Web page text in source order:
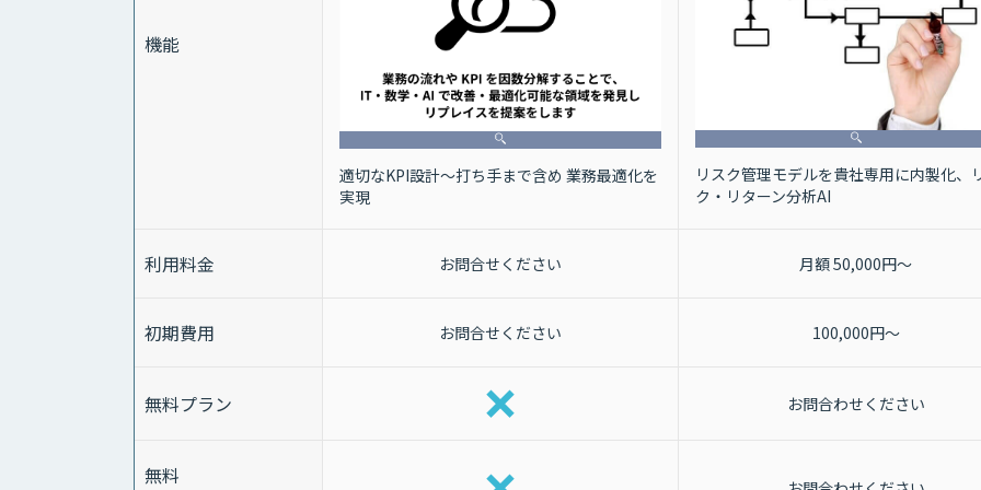
機能
適切なKPI設計～打ち手まで含め 業務最適化を
実現
リスク管理モデルを貴社専用に内製化、
ク・リターン分析AI
利用料金 お問合せください 月額 50,000円～
初期費用 お問合せください 100,000円～
無料プラン お問合わせください
無料